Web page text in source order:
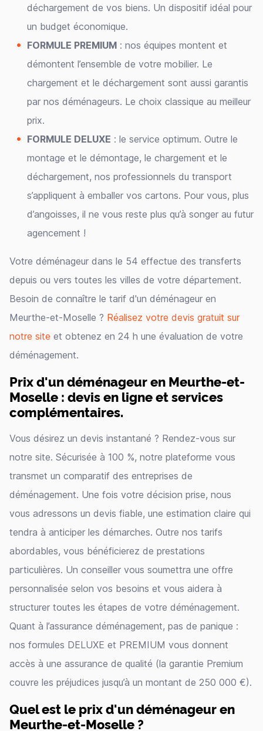
déchargement de vos biens. Un dispositif idéal pour
un budget économique.
FORMULE PREMIUM : nos équipes montent et
démontent l’ensemble de votre mobilier. Le
chargement et le déchargement sont aussi garantis
par nos déménageurs. Le choix classique au meilleur
prix.
FORMULE DELUXE : le service optimum. Outre le
montage et le démontage, le chargement et le
déchargement, nos professionnels du transport
s’appliquent à emballer vos cartons. Pour vous, plus
d’angoisses, il ne vous reste plus qu’à songer au futur
agencement !
Votre déménageur dans le 54 effectue des transferts
depuis ou vers toutes les villes de votre département.
Besoin de connaître le tarif d'un déménageur en
Meurthe-et-Moselle ? Réalisez votre devis gratuit sur
notre site et obtenez en 24 h une évaluation de votre
déménagement.
Prix d'un déménageur en Meurthe-et-
Moselle : devis en ligne et services
complémentaires.
Vous désirez un devis instantané ? Rendez-vous sur
notre site. Sécurisée à 100 %, notre plateforme vous
transmet un comparatif des entreprises de
déménagement. Une fois votre décision prise, nous
vous adressons un devis fiable, une estimation claire qui
tendra à anticiper les démarches. Outre nos tarifs
abordables, vous bénéficierez de prestations
particulières. Un conseiller vous soumettra une offre
personnalisée selon vos besoins et vous aidera à
structurer toutes les étapes de votre déménagement.
Quant à l’assurance déménagement, pas de panique :
nos formules DELUXE et PREMIUM vous donnent
accès à une assurance de qualité (la garantie Premium
couvre les préjudices jusqu’à un montant de 250 000 €).
Quel est le prix d'un déménageur en
Meurthe-et-Moselle ?